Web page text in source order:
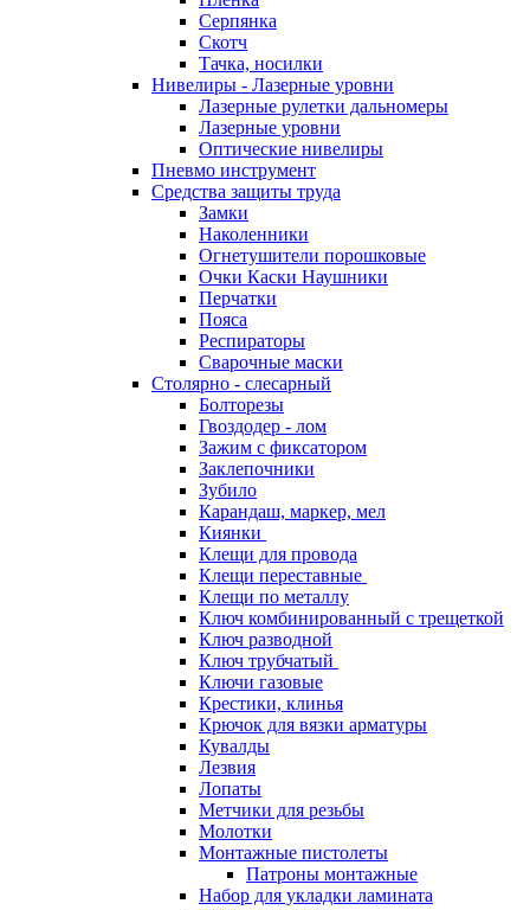
Серпянка
Скотч
Тачка, носилки
Нивелиры - Лазерные уровни
Лазерные рулетки дальномеры
Лазерные уровни
Оптические нивелиры
Пневмо инструмент
Средства защиты труда
Замки
Наколенники
Огнетушители порошковые
Очки Каски Наушники
Перчатки
Пояса
Респираторы
Сварочные маски
Столярно - слесарный
Болторезы
Гвоздодер - лом
Зажим с фиксатором
Заклепочники
Зубило
Карандаш, маркер, мел
Киянки
Клещи для провода
Клещи переставные
Клещи по металлу
Ключ комбинированный с трещеткой
Ключ разводной
Ключ трубчатый
Ключи газовые
Крестики, клинья
Крючок для вязки арматуры
Кувалды
Лезвия
Лопаты
Метчики для резьбы
Молотки
Монтажные пистолеты
Патроны монтажные
Набор для укладки ламината